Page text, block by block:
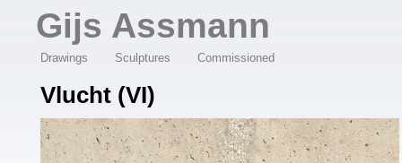
Gijs Assmann
Drawings Sculptures Commissioned
Vlucht (VI)